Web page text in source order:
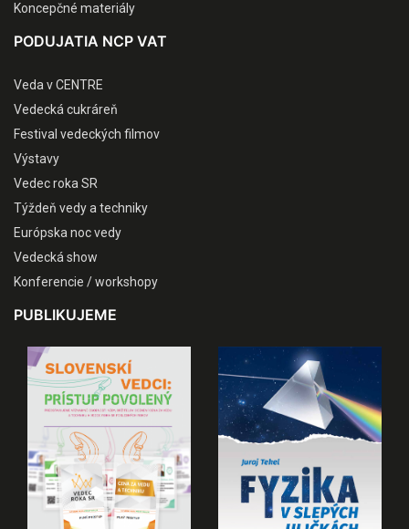
Koncepčné materiály
PODUJATIA NCP VAT
Veda v CENTRE
Vedecká cukráreň
Festival vedeckých filmov
Výstavy
Vedec roka SR
Týždeň vedy a techniky
Európska noc vedy
Vedecká show
Konferencie / workshopy
PUBLIKUJEME